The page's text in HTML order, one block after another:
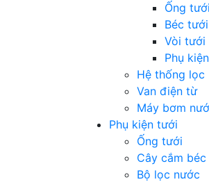
Ống
Béc
Vòi tưới
Phụ
Hệ thống lọc
Van điện từ
Máy bơm
Phụ kiện tưới
Ống tưới
Cây cắm
Bộ lọc nước